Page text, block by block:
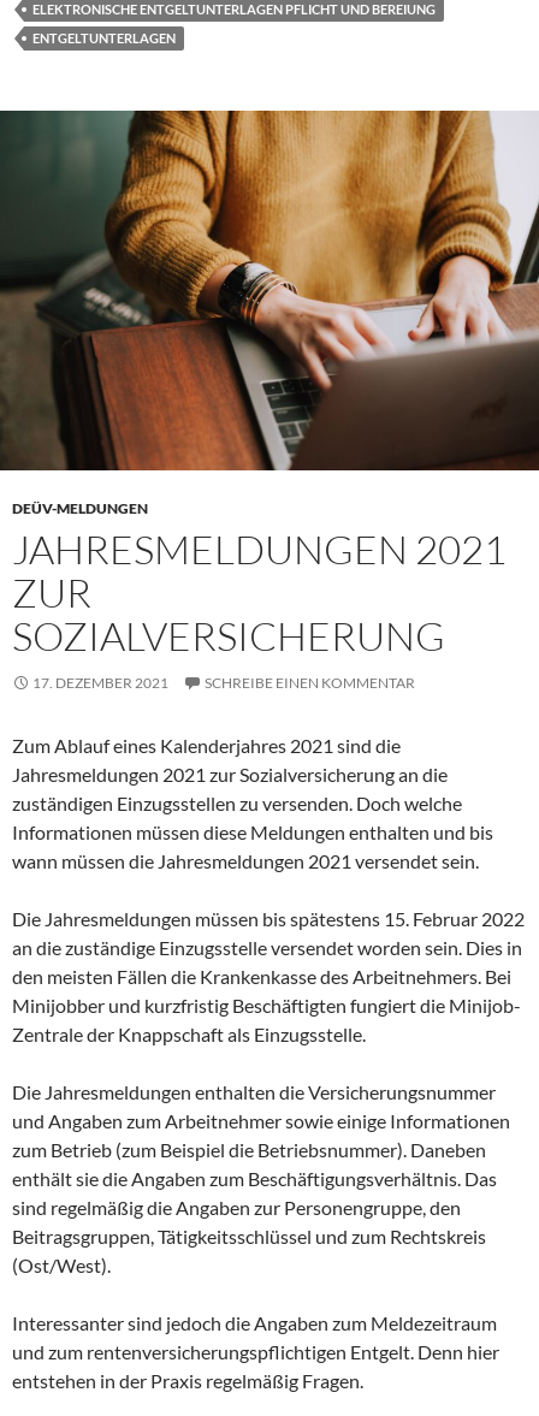
ELEKTRONISCHE ENTGELTUNTERLAGEN PFLICHT UND BEREIUNG
ENTGELTUNTERLAGEN
DEÜV-MELDUNGEN
JAHRESMELDUNGEN 2021
ZUR
SOZIALVERSICHERUNG
17. DEZEMBER 2021 SCHREIBE EINEN KOMMENTAR
Zum Ablauf eines Kalenderjahres 2021 sind die
Jahresmeldungen 2021 zur Sozialversicherung an die
zuständigen Einzugsstellen zu versenden. Doch welche
Informationen müssen diese Meldungen enthalten und bis
wann müssen die Jahresmeldungen 2021 versendet sein.
Die Jahresmeldungen müssen bis spätestens 15. Februar 2022
an die zuständige Einzugsstelle versendet worden sein. Dies in
den meisten Fällen die Krankenkasse des Arbeitnehmers. Bei
Minijobber und kurzfristig Beschäftigten fungiert die Minijob-
Zentrale der Knappschaft als Einzugsstelle.
Die Jahresmeldungen enthalten die Versicherungsnummer
und Angaben zum Arbeitnehmer sowie einige Informationen
zum Betrieb (zum Beispiel die Betriebsnummer). Daneben
enthält sie die Angaben zum Beschäftigungsverhältnis. Das
sind regelmäßig die Angaben zur Personengruppe, den
Beitragsgruppen, Tätigkeitsschlüssel und zum Rechtskreis
(Ost/West).
Interessanter sind jedoch die Angaben zum Meldezeitraum
und zum rentenversicherungspflichtigen Entgelt. Denn hier
entstehen in der Praxis regelmäßig Fragen.